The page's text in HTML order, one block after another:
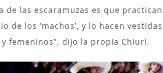
de las escaramuzas es que
de los ‘machos’, y lo hacen
femeninos”, dijo la propia Chiuri.